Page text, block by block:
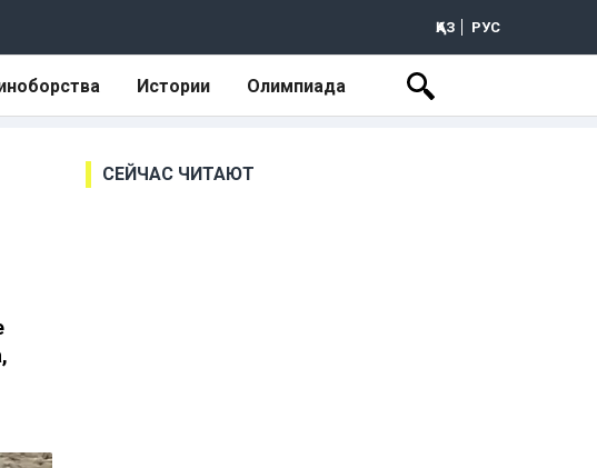
ҚАЗ РУС
Истории Олимпиада
СЕЙЧАС ЧИТАЮТ